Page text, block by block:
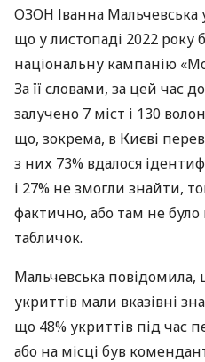
ОЗОН Іванна Мальчевська
що у листопаді 2022 року
національну кампанію
За її словами, за цей час
залучено 7 міст і 130
що, зокрема, в Києві
з них 73% вдалося
і 27% не змогли знайти,
фактично, або там не було
табличок.
Мальчевська повідомила,
укриттів мали вказівні
що 48% укриттів під час
або на місці був